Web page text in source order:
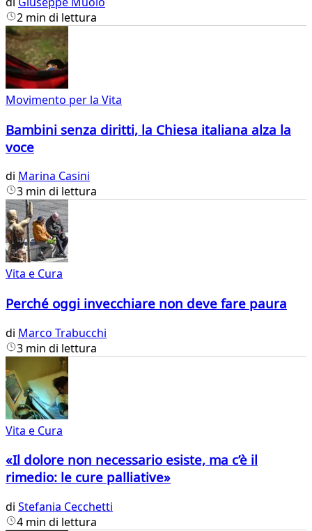
2 min di lettura
Movimento per la Vita
Bambini senza diritti, la Chiesa italiana alza la
voce
di Marina Casini
3 min di lettura
Vita e Cura
Perché oggi invecchiare non deve fare paura
di Marco Trabucchi
3 min di lettura
Vita e Cura
«Il dolore non necessario esiste, ma c’è il
rimedio: le cure palliative»
di Stefania Cecchetti
4 min di lettura